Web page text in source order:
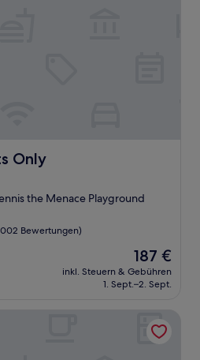
Only
the Menace Playground
Bewertungen)
Der
Preis
beträgt
187 €
inkl. Steuern & Gebühren
1. Sept.–2. Sept.